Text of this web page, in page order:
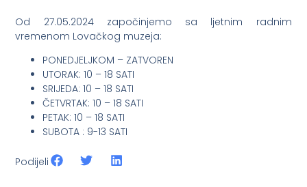
Od 27.05.2024 započinjemo sa ljetnim radnim
vremenom Lovačkog muzeja:
PONEDJELJKOM – ZATVOREN
UTORAK: 10 – 18 SATI
SRIJEDA: 10 – 18 SATI
ČETVRTAK: 10 – 18 SATI
PETAK: 10 – 18 SATI
SUBOTA : 9-13 SATI
Podijeli